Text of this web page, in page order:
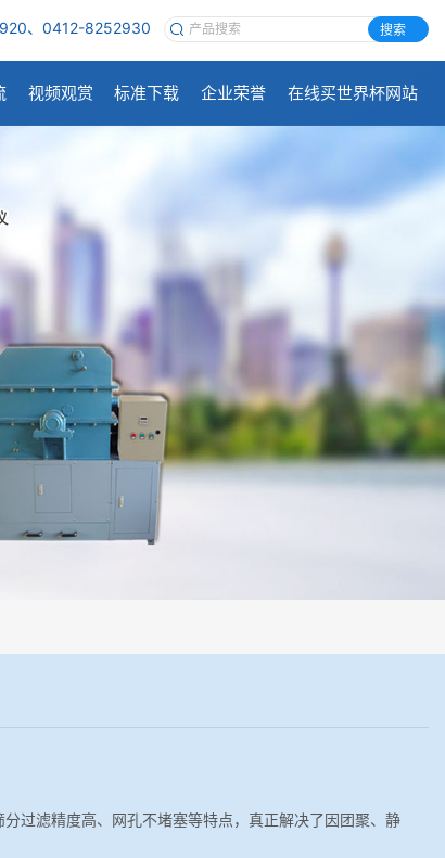
、0412-8252930 搜索
视频观赏 标准下载 企业荣誉 在线买世界杯网站
操作，没有人为误差，焦球形状与人工制焦球法一致或优于人
过滤精度高、网孔不堵塞等特点，真正解决了因团聚、静